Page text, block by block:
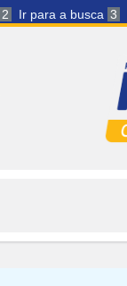
2 Ir para a busca 3